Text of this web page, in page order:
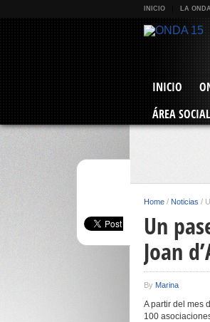
INICIO LA
INICIO
ÁREA SOCIAL
Home / Noticias /
Un
Joan
By Marina
A partir del mes
100